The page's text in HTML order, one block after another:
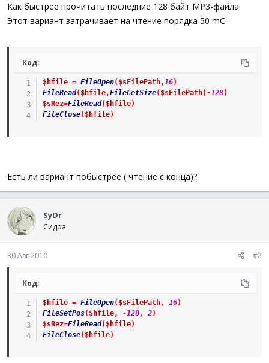
а
Как быстрее прочитать последние 128 байт MP3-файла.
Этот вариант затрачивает на чтение порядка 50 mC:
Код:
$hfile = FileOpen( $sFilePath,16)
FileRead( $hfile,FileGetSize( $sFilePath) -128)
$sRez=FileRead( $hfile)
FileClose( $hfile)
Есть ли вариант побыстрее ( чтение с конца)?
SyDr
Сидра
30 Авг 2010 #2
Код:
$hfile = FileOpen( $sFilePath, 16)
FileSetPos( $hfile, -128, 2)
$sRez=FileRead( $hfile)
FileClose( $hfile)